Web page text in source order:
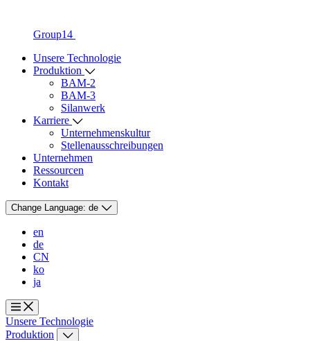
Group14
Unsere Technologie
Produktion
BAM-2
BAM-3
Silanwerk
Karriere
Unternehmenskultur
Stellenausschreibungen
Unternehmen
Ressourcen
Kontakt
Change Language: de
en
de
CN
ko
ja
Unsere Technologie
Produktion